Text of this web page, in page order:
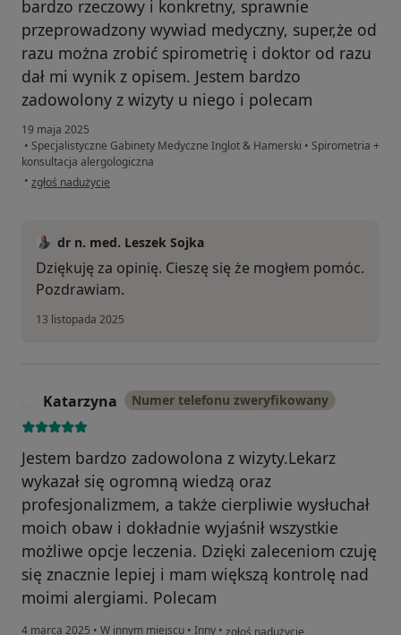
bardzo rzeczowy i konkretny, sprawnie
przeprowadzony wywiad medyczny, super,że od
razu można zrobić spirometrię i doktor od razu
dał mi wynik z opisem. Jestem bardzo
zadowolony z wizyty u niego i polecam
19 maja 2025
• Specjalistyczne Gabinety Medyczne Inglot & Hamerski • Spirometria +
konsultacja alergologiczna
• w opinii użytkownika MW
zgłoś nadużycie
dr n. med. Leszek Sojka
Dziękuję za opinię. Cieszę się że mogłem pomóc.
Pozdrawiam.
13 listopada 2025
Katarzyna Numer telefonu zweryfikowany
Jestem bardzo zadowolona z wizyty.Lekarz
wykazał się ogromną wiedzą oraz
profesjonalizmem, a także cierpliwie wysłuchał
moich obaw i dokładnie wyjaśnił wszystkie
możliwe opcje leczenia. Dzięki zaleceniom czuję
się znacznie lepiej i mam większą kontrolę nad
moimi alergiami. Polecam
4 marca 2025 • W innym miejscu • Inny • w opinii użytkownika Katarzyna